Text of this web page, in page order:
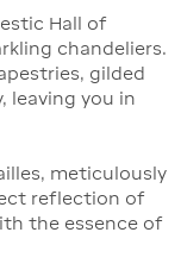
Hall of
chandeliers.
gilded
leaving you in
meticulously
reflection of
the essence of